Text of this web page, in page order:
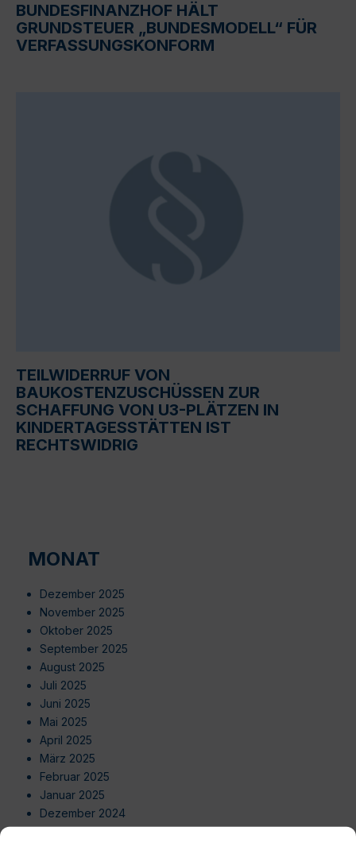
BUNDESFINANZHOF HÄLT
GRUNDSTEUER „BUNDESMODELL“ FÜR
VERFASSUNGSKONFORM
TEILWIDERRUF VON
BAUKOSTENZUSCHÜSSEN ZUR
SCHAFFUNG VON U3-PLÄTZEN IN
KINDERTAGESSTÄTTEN IST
RECHTSWIDRIG
MONAT
Dezember 2025
November 2025
Oktober 2025
September 2025
August 2025
Juli 2025
Juni 2025
Mai 2025
April 2025
März 2025
Februar 2025
Januar 2025
Dezember 2024
November 2024